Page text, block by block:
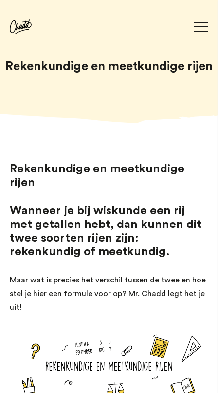
Rekenkundige en meetkundige rijen
Rekenkundige en meetkundige
rijen
Wanneer je bij wiskunde een rij
met getallen hebt, dan kunnen dit
twee soorten rijen zijn:
rekenkundig of meetkundig.
Maar wat is precies het verschil tussen de twee en hoe
stel je hier een formule voor op? Mr. Chadd legt het je
uit!